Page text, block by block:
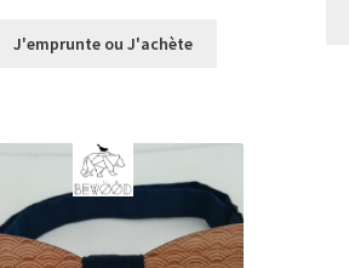
prix :
J'emprunte ou J'achète